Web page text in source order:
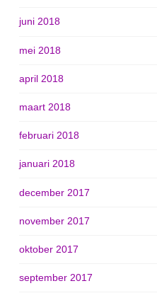
juni 2018
mei 2018
april 2018
maart 2018
februari 2018
januari 2018
december 2017
november 2017
oktober 2017
september 2017